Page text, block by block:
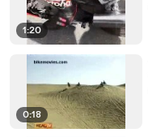
1:20
0:18